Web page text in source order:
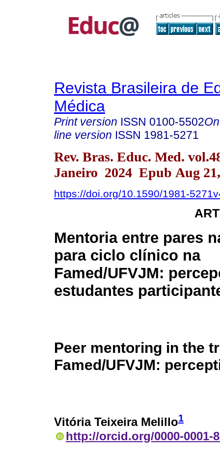
Revista Brasileira de
Médica
Print version ISSN 0100-5502
line version ISSN 1981-5271
Rev. Bras. Educ. Med.
Janeiro 2024 Epub Aug
https://doi.org/10.1590/1981-
Mentoria entre pares
para ciclo clínico na
Famed/UFVJM:
estudantes
Peer mentoring in the
Famed/UFVJM:
Vitória Teixeira Melillo1
http://orcid.org/0000-0001-